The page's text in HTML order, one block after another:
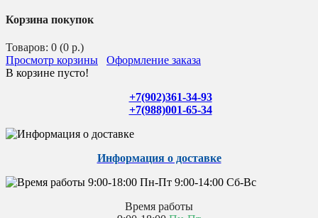
Корзина покупок
Товаров: 0 (0 р.)
Просмотр корзины
Оформление заказа
В корзине пусто!
+7(902)361-34-93
+7(988)001-65-34
Информация о доставке
Время работы